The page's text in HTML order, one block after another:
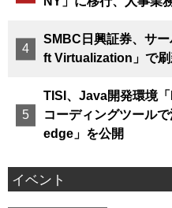
SMBC日興証券、サ
ft Virtualization」で刷
TISI、Java開発環境
コーディングツール
edge」を公開
イベント